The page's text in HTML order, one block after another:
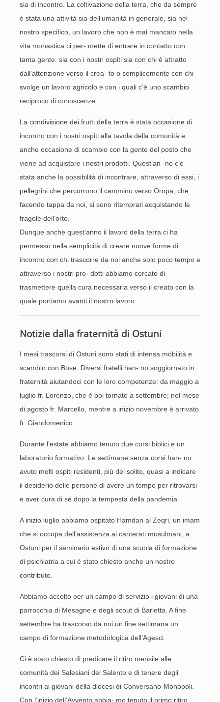
sia di incontro. La coltivazione della terra, che da sempre
è stata una attività sia dell’umanità in generale, sia nel
nostro specifico, un lavoro che non è mai mancato nella
vita monastica ci per- mette di entrare in contatto con
tanta gente: sia con i nostri ospiti sia con chi è attratto
dall’attenzione verso il crea- to o semplicemente con chi
svolge un lavoro agricolo e con i quali c’è uno scambio
reciproco di conoscenze.
La condivisione dei frutti della terra è stata occasione di
incontro con i nostri ospiti alla tavola della comunità e
anche occasione di scambio con la gente del posto che
viene ad acquistare i nostri prodotti. Quest’an- no c’è
stata anche la possibilità di incontrare, attraverso di essi, i
pellegrini che percorrono il cammino verso Oropa, che
facendo tappa da noi, si sono ritemprati acquistando le
fragole dell’orto.
Dunque anche quest’anno il lavoro della terra ci ha
permesso nella semplicità di creare nuove forme di
incontro con chi trascorre da noi anche solo poco tempo e
attraverso i nostri pro- dotti abbiamo cercato di
trasmettere quella cura necessaria verso il creato con la
quale portiamo avanti il nostro lavoro.
Notizie dalla fraternità di Ostuni
I mesi trascorsi di Ostuni sono stati di intensa mobilità e
scambio con Bose. Diversi fratelli han- no soggiornato in
fraternità aiutandoci con le loro competenze: da maggio a
luglio fr. Lorenzo, che è poi tornato a settembre; nel mese
di agosto fr. Marcello, mentre a inizio novembre è arrivato
fr. Giandomenico.
Durante l’estate abbiamo tenuto due corsi biblici e un
laboratorio formativo. Le settimane senza corsi han- no
avuto molti ospiti residenti, più del solito, quasi a indicare
il desiderio delle persone di avere un tempo per ritrovarsi
e aver cura di sé dopo la tempesta della pandemia.
A inizio luglio abbiamo ospitato Hamdan al Zeqri, un imam
che si occupa dell’assistenza ai carcerati musulmani, a
Ostuni per il seminario estivo di una scuola di formazione
di psichiatria a cui è stato chiesto anche un nostro
contributo.
Abbiamo accolto per un campo di servizio i giovani di una
parrocchia di Mesagne e degli scout di Barletta. A fine
settembre ha trascorso da noi un fine settimana un
campo di formazione metodologica dell’Agesci.
Ci è stato chiesto di predicare il ritiro mensile alle
comunità dei Salesiani del Salento e di tenere degli
incontri ai giovani della diocesi di Conversano-Monopoli.
Con l’inizio dell’Avvento abbia- mo tenuto il primo ritiro